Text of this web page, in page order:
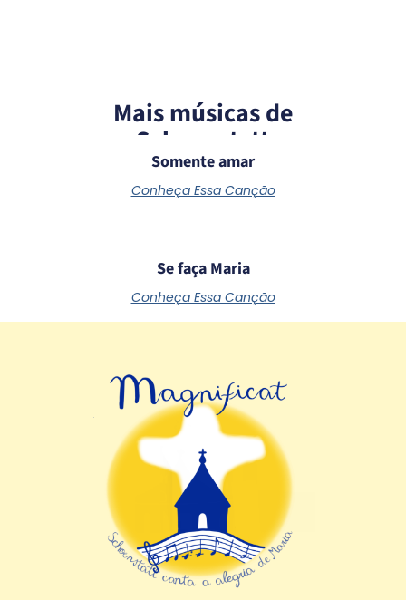
Mais músicas de
Schoenstatt
Somente amar
Conheça Essa Canção
Se faça Maria
Conheça Essa Canção